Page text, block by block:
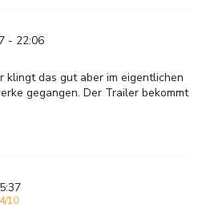
- 22:06
klingt das gut aber im eigentlichen
gegangen. Der Trailer bekommt
4/10